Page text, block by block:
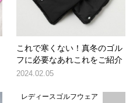
これで寒くない！真冬のゴル
フに必要なあれこれをご紹介
2024.02.05
レディースゴルフウェア